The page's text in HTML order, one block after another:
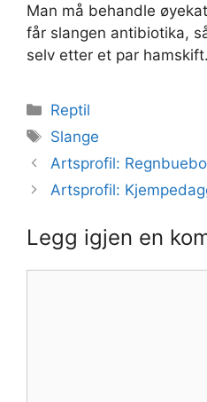
Man må behandle
får slangen antibiotika,
selv etter et par hamskift.
Kategorier
Reptil
Stikkord
Slange
Artsprofil:
Artsprofil:
Legg igjen en